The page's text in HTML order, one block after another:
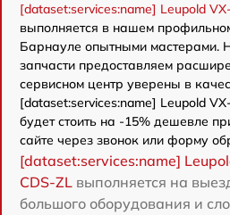
[dataset:services:name] Leupold
выполняется в нашем
Барнауле опытными мастерами.
запчасти предоставляем
сервисном центр уверены в
[dataset:services:name] Leupold
будет стоить на -15% дешевле
сайте через звонок или форму
[dataset:services:name]
CDS-ZL выполняется на
большого оборудования и